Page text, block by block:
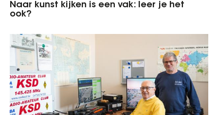
Naar kunst kijken is een vak: leer je het
ook?